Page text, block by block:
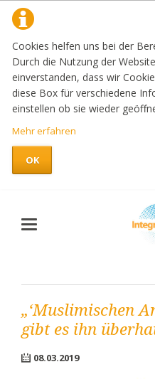
Cookies helfen uns bei der
Durch die Nutzung der
einverstanden, dass wir
diese Box für verschiedene
einstellen ob sie wieder
Mehr erfahren
OK
„‘Muslimischen
gibt es ihn
08.03.2019